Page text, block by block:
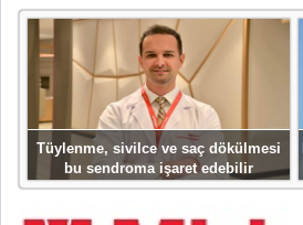
Tüylenme, sivilce ve saç dökülmesi
bu sendroma işaret edebilir